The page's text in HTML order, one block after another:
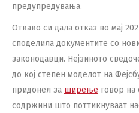
предупредувања.
Откако си дала отказ во мај
споделила документите со
законодавци. Нејзиното
до кој степен моделот на
придонел за ширење говор
содржини што поттикнуваат